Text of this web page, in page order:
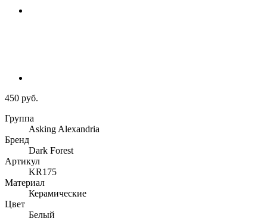
450 руб.
Группа
Asking Alexandria
Бренд
Dark Forest
Артикул
KR175
Материал
Керамические
Цвет
Белый